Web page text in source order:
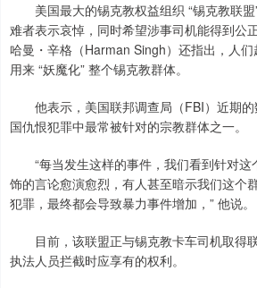
美国最大的锡克教权益组织 “锡克教联盟
难者表示哀悼，同时希望涉事司机能得到公
哈曼・辛格（Harman Singh）还指出，人
用来 “妖魔化” 整个锡克教群体。
他表示，美国联邦调查局（FBI）近期的
国仇恨犯罪中最常被针对的宗教群体之一。
“每当发生这样的事件，我们看到针对这
饰的言论愈演愈烈，有人甚至暗示我们这个
犯罪，最终都会导致暴力事件增加，” 他说。
目前，该联盟正与锡克教卡车司机取得
执法人员拦截时应享有的权利。